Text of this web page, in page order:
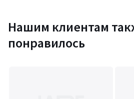
Нашим клиентам
понравилось